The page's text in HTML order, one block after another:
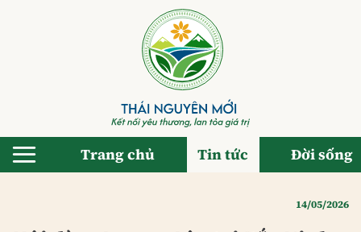
Trang chủ Tin tức Đời sống
14/05/2026